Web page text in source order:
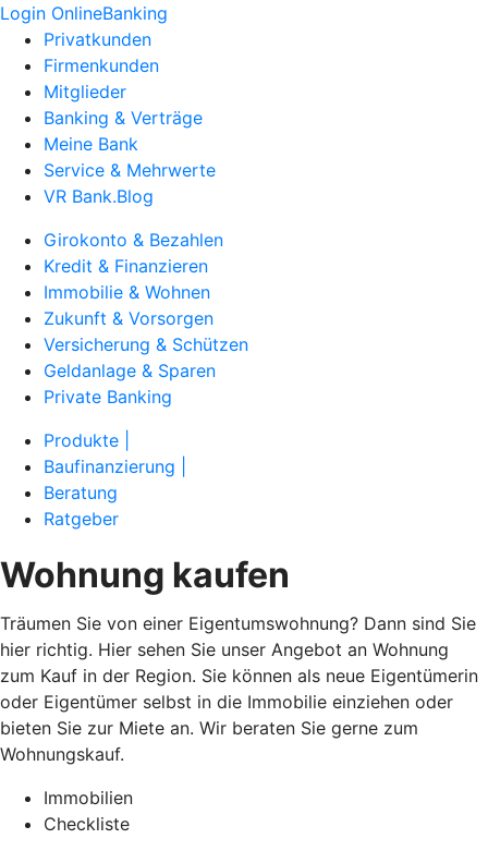
Login OnlineBanking
Privatkunden
Firmenkunden
Mitglieder
Banking & Verträge
Meine Bank
Service & Mehrwerte
VR Bank.Blog
Girokonto & Bezahlen
Kredit & Finanzieren
Immobilie & Wohnen
Zukunft & Vorsorgen
Versicherung & Schützen
Geldanlage & Sparen
Private Banking
Produkte |
Baufinanzierung |
Beratung
Ratgeber
Wohnung kaufen
Träumen Sie von einer Eigentumswohnung? Dann sind Sie
hier richtig. Hier sehen Sie unser Angebot an Wohnung
zum Kauf in der Region. Sie können als neue Eigentümerin
oder Eigentümer selbst in die Immobilie einziehen oder
bieten Sie zur Miete an. Wir beraten Sie gerne zum
Wohnungskauf.
Immobilien
Checkliste